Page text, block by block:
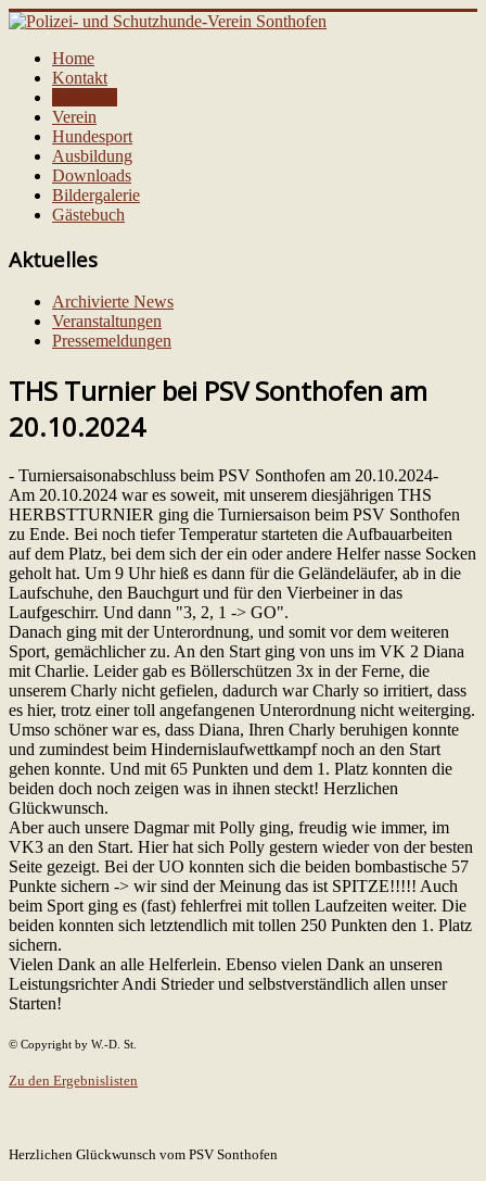
Home
Kontakt
Verein
Hundesport
Ausbildung
Downloads
Bildergalerie
Gästebuch
Aktuelles
Archivierte News
Veranstaltungen
Pressemeldungen
THS Turnier bei PSV Sonthofen am
20.10.2024
- Turniersaisonabschluss beim PSV Sonthofen am 20.10.2024-
Am 20.10.2024 war es soweit, mit unserem diesjährigen THS
HERBSTTURNIER ging die Turniersaison beim PSV Sonthofen
zu Ende. Bei noch tiefer Temperatur starteten die Aufbauarbeiten
auf dem Platz, bei dem sich der ein oder andere Helfer nasse Socken
geholt hat. Um 9 Uhr hieß es dann für die Geländeläufer, ab in die
Laufschuhe, den Bauchgurt und für den Vierbeiner in das
Laufgeschirr. Und dann "3, 2, 1 -> GO".
Danach ging mit der Unterordnung, und somit vor dem weiteren
Sport, gemächlicher zu. An den Start ging von uns im VK 2 Diana
mit Charlie. Leider gab es Böllerschützen 3x in der Ferne, die
unserem Charly nicht gefielen, dadurch war Charly so irritiert, dass
es hier, trotz einer toll angefangenen Unterordnung nicht weiterging.
Umso schöner war es, dass Diana, Ihren Charly beruhigen konnte
und zumindest beim Hindernislaufwettkampf noch an den Start
gehen konnte. Und mit 65 Punkten und dem 1. Platz konnten die
beiden doch noch zeigen was in ihnen steckt! Herzlichen
Glückwunsch.
Aber auch unsere Dagmar mit Polly ging, freudig wie immer, im
VK3 an den Start. Hier hat sich Polly gestern wieder von der besten
Seite gezeigt. Bei der UO konnten sich die beiden bombastische 57
Punkte sichern -> wir sind der Meinung das ist SPITZE!!!!! Auch
beim Sport ging es (fast) fehlerfrei mit tollen Laufzeiten weiter. Die
beiden konnten sich letztendlich mit tollen 250 Punkten den 1. Platz
sichern.
Vielen Dank an alle Helferlein. Ebenso vielen Dank an unseren
Leistungsrichter Andi Strieder und selbstverständlich allen unser
Starten!
© Copyright by W.-D. St.
Zu den Ergebnislisten
Herzlichen Glückwunsch vom PSV Sonthofen